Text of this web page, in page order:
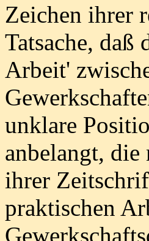
Zeichen ihrer
Tatsache, daß
Arbeit'
unklare
anbelangt,
ihrer
praktischen